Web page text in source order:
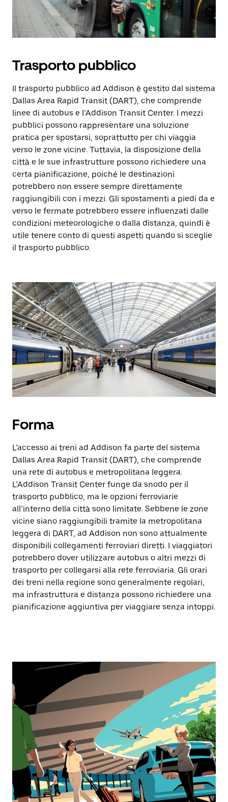
Trasporto pubblico
Il trasporto pubblico ad Addison è gestito dal sistema
Dallas Area Rapid Transit (DART), che comprende
linee di autobus e l’Addison Transit Center. I mezzi
pubblici possono rappresentare una soluzione
pratica per spostarsi, soprattutto per chi viaggia
verso le zone vicine. Tuttavia, la disposizione della
città e le sue infrastrutture possono richiedere una
certa pianificazione, poiché le destinazioni
potrebbero non essere sempre direttamente
raggiungibili con i mezzi. Gli spostamenti a piedi da e
verso le fermate potrebbero essere influenzati dalle
condizioni meteorologiche o dalla distanza, quindi è
utile tenere conto di questi aspetti quando si sceglie
il trasporto pubblico.
Forma
L’accesso ai treni ad Addison fa parte del sistema
Dallas Area Rapid Transit (DART), che comprende
una rete di autobus e metropolitana leggera.
L’Addison Transit Center funge da snodo per il
trasporto pubblico, ma le opzioni ferroviarie
all’interno della città sono limitate. Sebbene le zone
vicine siano raggiungibili tramite la metropolitana
leggera di DART, ad Addison non sono attualmente
disponibili collegamenti ferroviari diretti. I viaggiatori
potrebbero dover utilizzare autobus o altri mezzi di
trasporto per collegarsi alla rete ferroviaria. Gli orari
dei treni nella regione sono generalmente regolari,
ma infrastruttura e distanza possono richiedere una
pianificazione aggiuntiva per viaggiare senza intoppi.